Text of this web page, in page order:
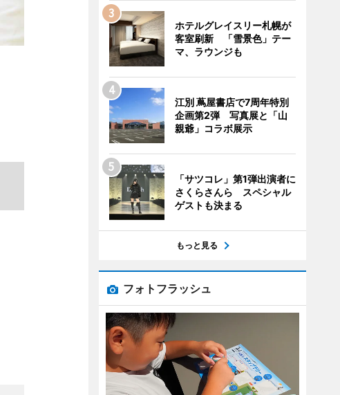
ホテルグレイスリー札幌が
客室刷新 「雪景色」テー
マ、ラウンジも
江別 蔦屋書店で7周年特別
企画第2弾 写真展と「山
親爺」コラボ展示
「サツコレ」第1弾出演者に
さくらさんら スペシャル
ゲストも決まる
もっと見る
フォトフラッシュ